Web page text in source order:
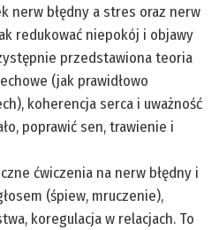
nerw błędny a stres oraz nerw
redukować niepokój i objawy
przedstawiona teoria
(jak prawidłowo
koherencja serca i uważność
poprawić sen, trawienie i
ćwiczenia na nerw błędny i
(śpiew, mruczenie),
koregulacja w relacjach. To